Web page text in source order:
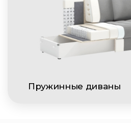
Пружинные диваны